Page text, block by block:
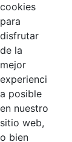
cookies
para
disfrutar
de la
mejor
experienci
a posible
en nuestro
sitio web,
o bien